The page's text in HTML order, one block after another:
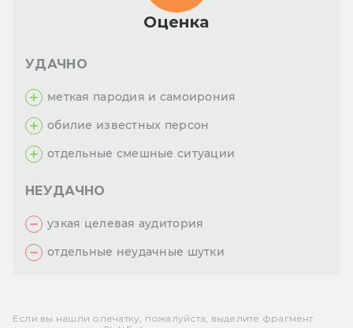
Оценка
УДАЧНО
меткая пародия и самоирония
обилие известных персон
отдельные смешные ситуации
НЕУДАЧНО
узкая целевая аудитория
отдельные неудачные шутки
Если вы нашли опечатку, пожалуйста, выделите фрагмент